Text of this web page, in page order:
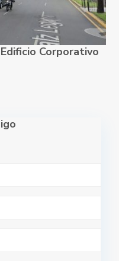
Corporativo